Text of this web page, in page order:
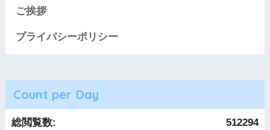
ご挨拶
プライバシーポリシー
Count per Day
512294
総閲覧数: